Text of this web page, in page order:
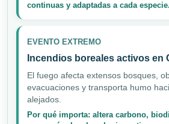
continuas y adaptadas a cada especie.
EVENTO EXTREMO
Incendios boreales activos en
El fuego afecta extensos bosques,
evacuaciones y transporta humo
alejados.
Por qué importa: altera carbono,